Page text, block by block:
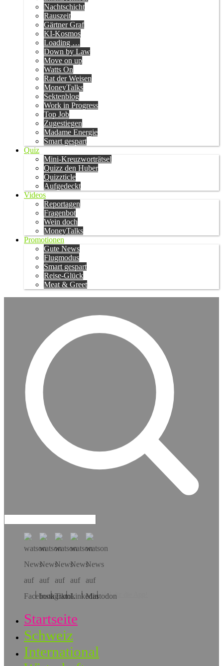
Nachtschicht
Rauszeit
Gärtner Graf
KI-Kosmos
Loading …
Down by Law
Move on up
Watts On
Rat der Weisen
MoneyTalks
Sektenblog
Work in Progress
Top Job
Zugestiegen
Madame Energie
Smart gespart
Quiz
Mini-Kreuzworträtsel
Quizz den Huber
Quizzticle
Aufgedeckt
Videos
Reportagen
Fragenbot
Wein doch
MoneyTalks
Promotionen
Gute News
Flugmodus
Smart gespart
Reise-Glück
Meat & Greet
Hol dir die App!
Startseite
Schweiz
International